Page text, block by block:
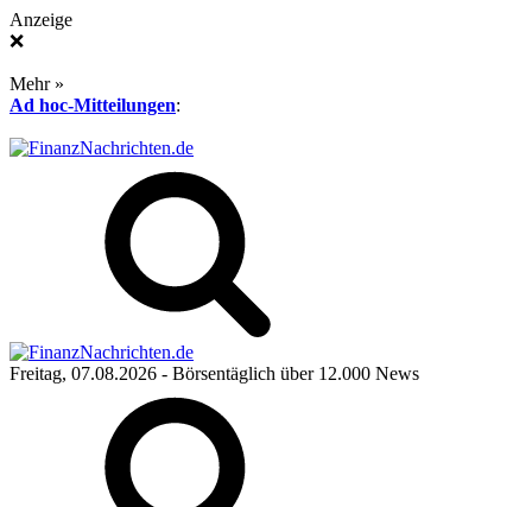
Anzeige
❌
Mehr »
Ad hoc-Mitteilungen:
Freitag, 07.08.2026 - Börsentäglich über 12.000 News